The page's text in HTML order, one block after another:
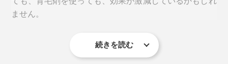
ません。
続きを読む